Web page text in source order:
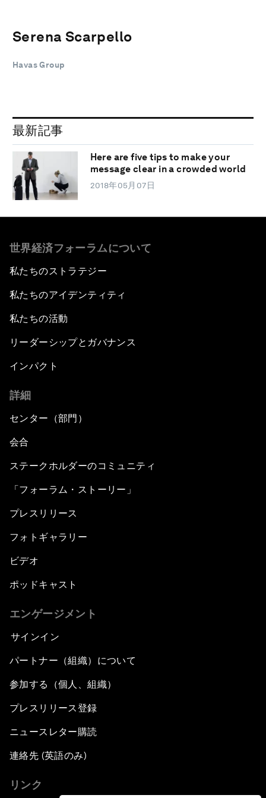
Serena Scarpello
Havas Group
最新記事
Here are five tips to make your
message clear in a crowded world
2018年05月07日
世界経済フォーラムについて
私たちのストラテジー
私たちのアイデンティティ
私たちの活動
リーダーシップとガバナンス
インパクト
詳細
センター（部門）
会合
ステークホルダーのコミュニティ
「フォーラム・ストーリー」
プレスリリース
フォトギャラリー
ビデオ
ポッドキャスト
エンゲージメント
サインイン
パートナー（組織）について
参加する（個人、組織）
プレスリリース登録
ニュースレター購読
連絡先 (英語のみ)
リンク